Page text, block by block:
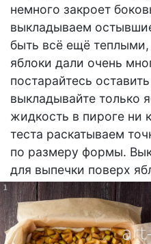
немного закроет
выкладываем
быть всё ещё
яблоки дали очень
постарайтесь
выкладывайте только
жидкость в пироге ни
теста раскатываем
по размеру формы.
для выпечки поверх